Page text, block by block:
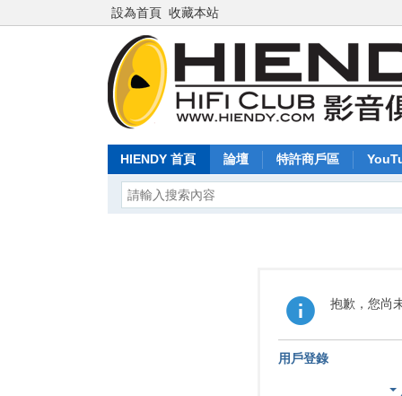
設為首頁 收藏本站
HIENDY 首頁 論壇 特許商戶區
抱歉，您尚
用戶登錄